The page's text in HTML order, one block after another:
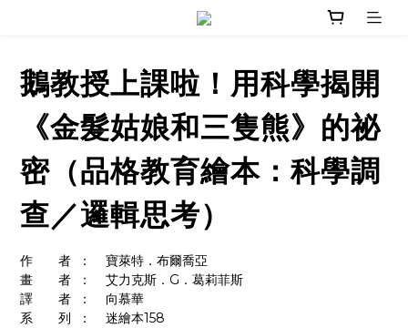
鵝教授上課啦！用科學揭開
《金髮姑娘和三隻熊》的祕
密（品格教育繪本：科學調
查／邏輯思考）
作　　者	：    寶萊特．布爾喬亞
畫　　者	：    艾力克斯．G．葛莉菲斯
譯　　者	：    向慕華
系　　列	：    迷繪本158